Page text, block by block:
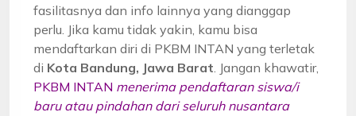
fasilitasnya dan info lainnya yang dianggap
perlu. Jika kamu tidak yakin, kamu bisa
mendaftarkan diri di PKBM INTAN yang terletak
di Kota Bandung, Jawa Barat . Jangan khawatir,
PKBM INTAN menerima pendaftaran siswa/i
baru atau pindahan dari seluruh nusantara